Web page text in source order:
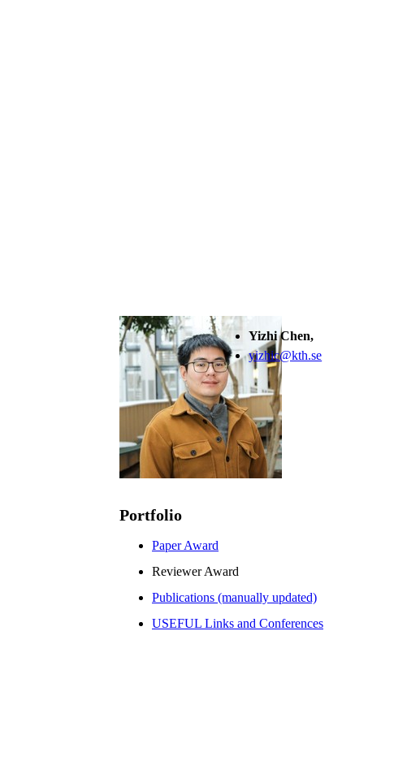
Yizhi Chen,
yizhic@kth.se
Portfolio
Paper Award
Reviewer Award
Publications (manually updated)
USEFUL Links and Conferences